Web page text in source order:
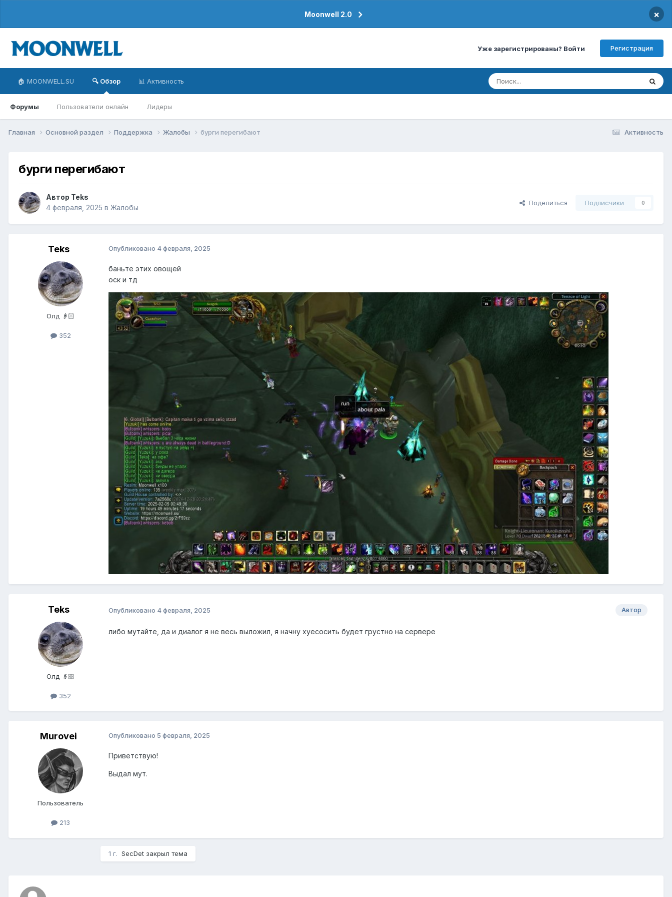
Moonwell 2.0 ×
Уже зарегистрированы? Войти Регистрация
🏠 MOONWELL.SU 🔍 Обзор
Форумы Пользователи онлайн Лидеры
📊 Активность
Активность
Главная Основной раздел Поддержка Жалобы бурги перегибают
бурги перегибают
Автор Teks
4 февраля, 2025 в Жалобы
Поделиться Подписчики 0
Teks
Олд 👴🏻
352
Опубликовано 4 февраля, 2025
баньте этих овощей
оск и тд
Teks
Олд 👴🏻
352
Автор
Опубликовано 4 февраля, 2025
либо мутайте, да и диалог я не весь выложил, я начну хуесосить будет грустно на сервере
Murovei
Пользователь
213
Опубликовано 5 февраля, 2025
Приветствую!
Выдал мут.
1 г. SecDet закрыл тема